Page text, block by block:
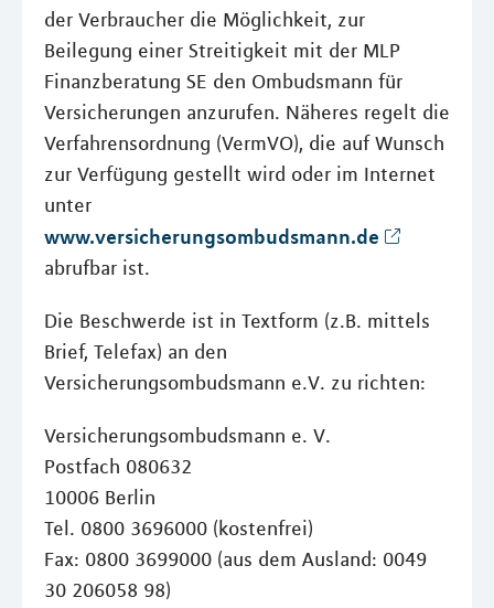
der Verbraucher die Möglichkeit, zur
Beilegung einer Streitigkeit mit der MLP
Finanzberatung SE den Ombudsmann für
Versicherungen anzurufen. Näheres regelt die
Verfahrensordnung (VermVO), die auf Wunsch
zur Verfügung gestellt wird oder im Internet
unter
www.versicherungsombudsmann.de
abrufbar ist.
Die Beschwerde ist in Textform (z.B. mittels
Brief, Telefax) an den
Versicherungsombudsmann e.V. zu richten:
Versicherungsombudsmann e. V.
Postfach 080632
10006 Berlin
Tel. 0800 3696000 (kostenfrei)
Fax: 0800 3699000 (aus dem Ausland: 0049
30 206058 98)